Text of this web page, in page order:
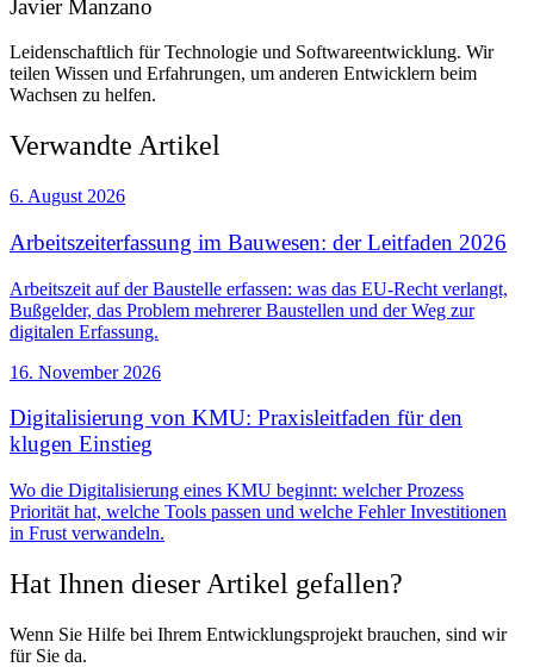
Javier Manzano
Leidenschaftlich für Technologie und Softwareentwicklung. Wir
teilen Wissen und Erfahrungen, um anderen Entwicklern beim
Wachsen zu helfen.
Verwandte Artikel
6. August 2026
Arbeitszeiterfassung im Bauwesen: der Leitfaden 2026
Arbeitszeit auf der Baustelle erfassen: was das EU-Recht verlangt,
Bußgelder, das Problem mehrerer Baustellen und der Weg zur
digitalen Erfassung.
16. November 2026
Digitalisierung von KMU: Praxisleitfaden für den
klugen Einstieg
Wo die Digitalisierung eines KMU beginnt: welcher Prozess
Priorität hat, welche Tools passen und welche Fehler Investitionen
in Frust verwandeln.
Hat Ihnen dieser Artikel gefallen?
Wenn Sie Hilfe bei Ihrem Entwicklungsprojekt brauchen, sind wir
für Sie da.